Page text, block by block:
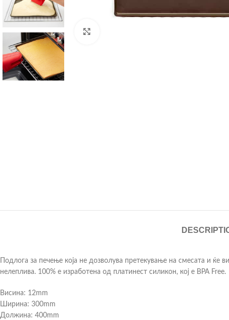
Подлога за печење која не дозволува претекување на смесата и
нелеплива. 100% е изработена од платинест силикон, кој е BPA Free.
Висина: 12mm
Ширина: 300mm
Должина: 400mm